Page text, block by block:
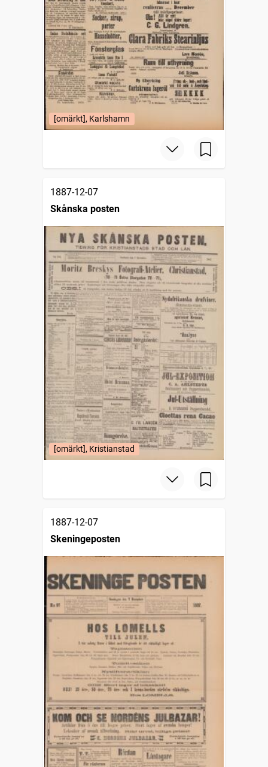
[omärkt], Karlshamn
1887-12-07
Skånska posten
[omärkt], Kristianstad
1887-12-07
Skeningeposten